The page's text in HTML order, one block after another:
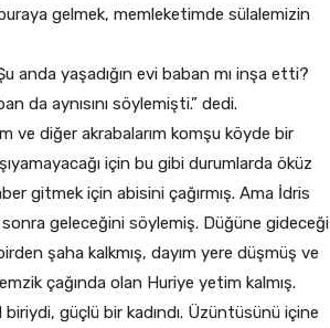
gelmek, memleketimde sülalemizin
anda yaşadığın evi baban mı inşa etti?
da aynısını söylemişti.” dedi.
ve diğer akrabalarım komşu köyde bir
için bu gibi durumlarda öküz
gitmek için abisini çağırmış. Ama İdris
sonra geleceğini söylemiş. Düğüne gideceği
şaha kalkmış, dayım yere düşmüş ve
çağında olan Huriye yetim kalmış.
güçlü bir kadındı. Üzüntüsünü içine